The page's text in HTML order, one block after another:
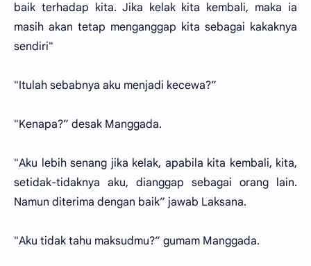
baik terhadap kita. Jika kelak kita kembali, maka ia
masih akan tetap menganggap kita sebagai kakaknya
sendiri"
"Itulah sebabnya aku menjadi kecewa?”
"Kenapa?” desak Manggada.
"Aku lebih senang jika kelak, apabila kita kembali, kita,
setidak-tidaknya aku, dianggap sebagai orang lain.
Namun diterima dengan baik” jawab Laksana.
"Aku tidak tahu maksudmu?” gumam Manggada.